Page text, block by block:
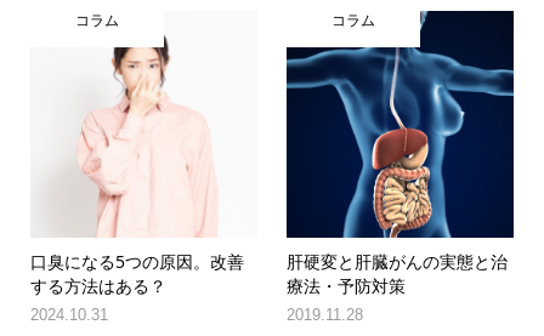
コラム
口臭になる5つの原因。改善
する方法はある？
2024.10.31
コラム
肝硬変と肝臓がんの実態と治
療法・予防対策
2019.11.28